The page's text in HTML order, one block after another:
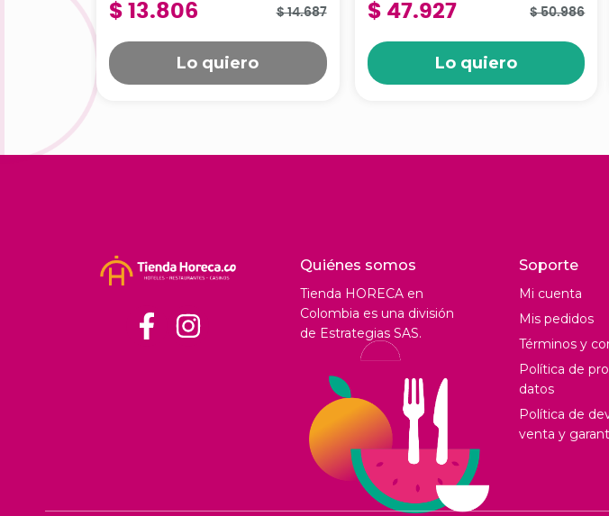
$ 13.806 $ 14.687
Lo quiero
$ 47.927 $ 50.986
Lo quiero
Quiénes somos
Tienda HORECA en
Colombia es una división
de Estrategias SAS.
Soporte
Mi cuenta
Mis pedidos
Términos y
Política de
datos
Política de
venta y